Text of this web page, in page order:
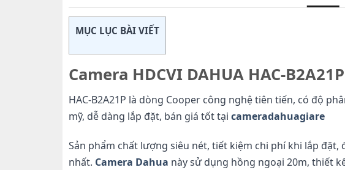
MỤC LỤC BÀI VIẾT
Camera HDCVI DAHUA HAC-B2A21P
HAC-B2A21P là dòng Cooper công nghệ tiên tiến, có độ
mỹ, dễ dàng lắp đặt, bán giá tốt tại cameradahuagiare
Sản phẩm chất lượng siêu nét, tiết kiệm chi phí khi lắp
nhất. Camera Dahua này sử dụng hồng ngoại 20m, thiết